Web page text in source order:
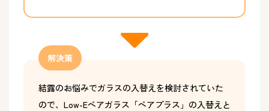
解決策
結露のお悩みでガラスの入替えを検討されていた
ので、Low-Eペアガラス「ペアプラス」の入替えと